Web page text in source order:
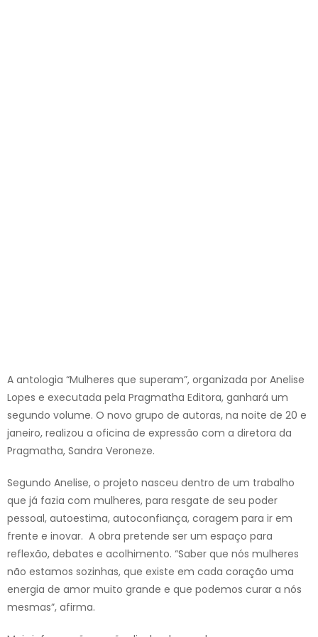
A antologia “Mulheres que superam”, organizada por Anelise
Lopes e executada pela Pragmatha Editora, ganhará um
segundo volume. O novo grupo de autoras, na noite de 20 e
janeiro, realizou a oficina de expressão com a diretora da
Pragmatha, Sandra Veroneze.
Segundo Anelise, o projeto nasceu dentro de um trabalho
que já fazia com mulheres, para resgate de seu poder
pessoal, autoestima, autoconfiança, coragem para ir em
frente e inovar. A obra pretende ser um espaço para
reflexão, de­bates e acolhimento. “Saber que nós mulheres
não esta­mos sozinhas, que existe em cada coração uma
energia de amor muito grande e que podemos curar a nós
mes­mas”, afirma.